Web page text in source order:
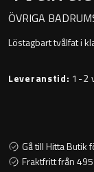
Heltäckande
Montana
Orlando
Signature
ÖVRIGA
Löstagbart tvålfat i
Leveranstid: 1-2
Gå till Hitta Butik
Fraktfritt från